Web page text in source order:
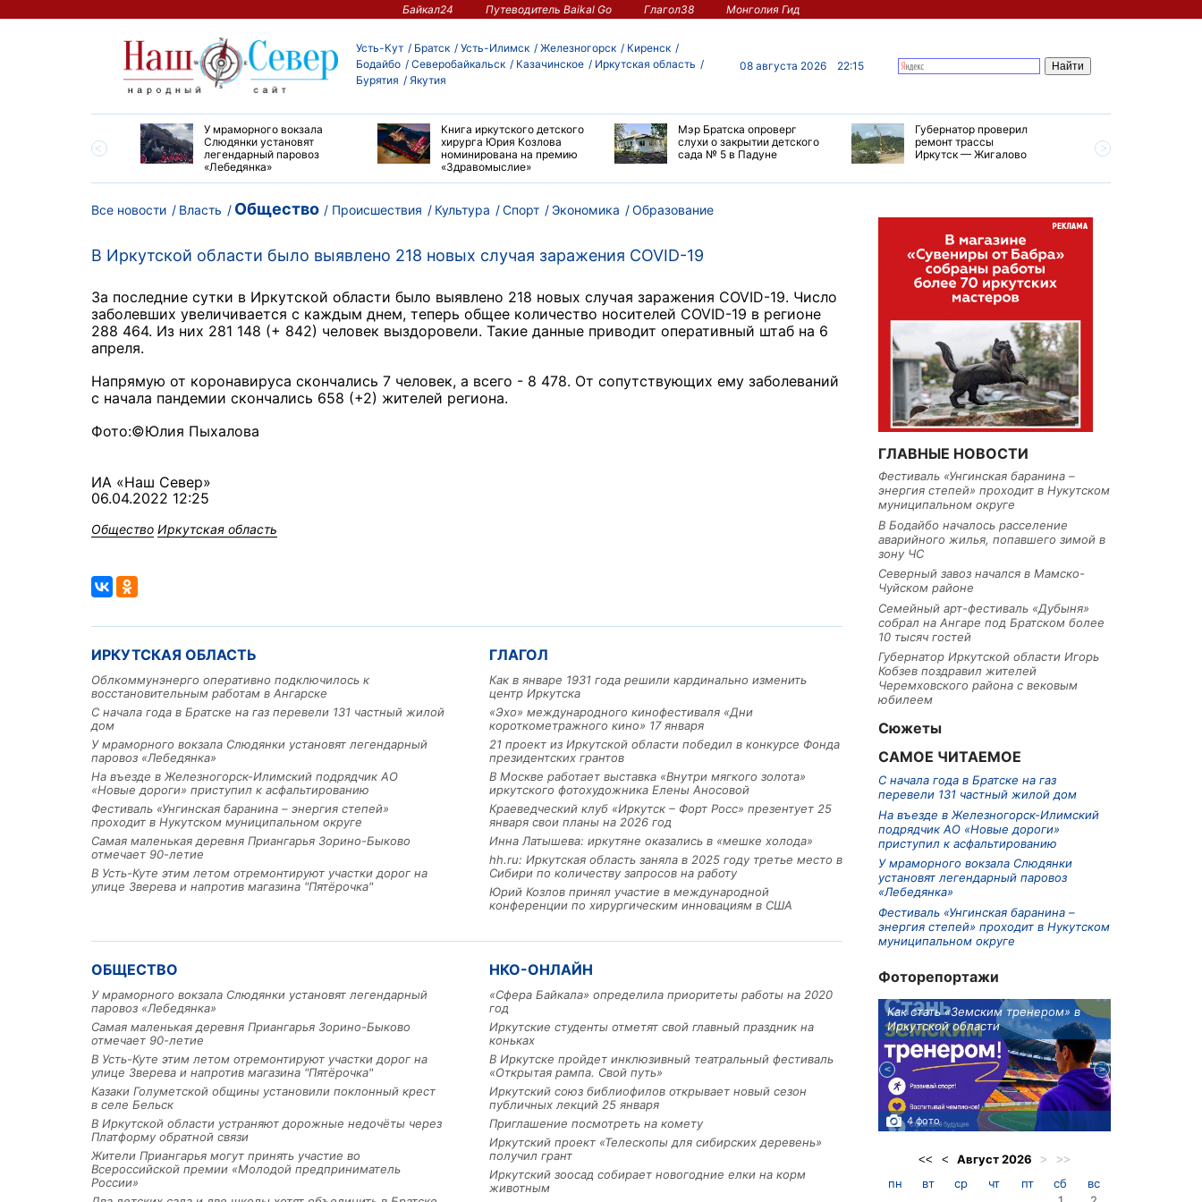
Байкал24 Путеводитель Baikal Go Глагол38 Монголия Гид
Усть-Кут Братск Усть-Илимск Железногорск
Киренск
Бодайбо
Северобайкальск Казачинское
Иркутская область
Бурятия
Якутия
08 августа 2026 22:15
У мраморного вокзала
Слюдянки установят
легендарный паровоз
«Лебедянка»
Книга иркутского детского
хирурга Юрия Козлова
номинирована на премию
«Здравомыслие»
Мэр Братска опроверг
слухи о закрытии детского
сада № 5 в Падуне
Губернатор проверил
ремонт трассы
Иркутск — Жигалово
Все новости Власть Общество Происшествия Культура Спорт Экономика Образование
В Иркутской области было выявлено 218 новых случая заражения COVID-19
За последние сутки в Иркутской области было выявлено 218 новых случая заражения COVID-19. Число
заболевших увеличивается с каждым днем, теперь общее количество носителей СOVID-19 в регионе
288 464. Из них 281 148 (+ 842) человек выздоровели. Такие данные приводит оперативный штаб на 6
апреля.
Напрямую от коронавируса скончались 7 человек, а всего - 8 478. От сопутствующих ему заболеваний
с начала пандемии скончались 658 (+2) жителей региона.
Фото:©Юлия Пыхалова
ИА «Наш Север»
06.04.2022 12:25
Общество Иркутская область
ИРКУТСКАЯ ОБЛАСТЬ
Облкоммунэнерго оперативно подключилось к
восстановительным работам в Ангарске
С начала года в Братске на газ перевели 131 частный жилой
дом
У мраморного вокзала Слюдянки установят легендарный
паровоз «Лебедянка»
На въезде в Железногорск-Илимский подрядчик АО
«Новые дороги» приступил к асфальтированию
Фестиваль «Унгинская баранина – энергия степей»
проходит в Нукутском муниципальном округе
Самая маленькая деревня Приангарья Зорино-Быково
отмечает 90-летие
В Усть-Куте этим летом отремонтируют участки дорог на
улице Зверева и напротив магазина "Пятёрочка"
ГЛАГОЛ
Как в январе 1931 года решили кардинально изменить
центр Иркутска
«Эхо» международного кинофестиваля «Дни
короткометражного кино» 17 января
21 проект из Иркутской области победил в конкурсе Фонда
президентских грантов
В Москве работает выставка «Внутри мягкого золота»
иркутского фотохудожника Елены Аносовой
Краеведческий клуб «Иркутск – Форт Росс» презентует 25
января свои планы на 2026 год
Инна Латышева: иркутяне оказались в «мешке холода»
hh.ru: Иркутская область заняла в 2025 году третье место в
Сибири по количеству запросов на работу
Юрий Козлов принял участие в международной
конференции по хирургическим инновациям в США
ОБЩЕСТВО
У мраморного вокзала Слюдянки установят легендарный
паровоз «Лебедянка»
Самая маленькая деревня Приангарья Зорино-Быково
отмечает 90-летие
В Усть-Куте этим летом отремонтируют участки дорог на
улице Зверева и напротив магазина "Пятёрочка"
Казаки Голуметской общины установили поклонный крест
в селе Бельск
В Иркутской области устраняют дорожные недочёты через
Платформу обратной связи
Жители Приангарья могут принять участие во
Всероссийской премии «Молодой предприниматель
России»
НКО-ОНЛАЙН
«Сфера Байкала» определила приоритеты работы на 2020
год
Иркутские студенты отметят свой главный праздник на
коньках
В Иркутске пройдет инклюзивный театральный фестиваль
«Открытая рампа. Свой путь»
Иркутский союз библиофилов открывает новый сезон
публичных лекций 25 января
Приглашение посмотреть на комету
Иркутский проект «Телескопы для сибирских деревень»
получил грант
Иркутский зоосад собирает новогодние елки на корм
животным
ГЛАВНЫЕ НОВОСТИ
Фестиваль «Унгинская баранина –
энергия степей» проходит в Нукутском
муниципальном округе
В Бодайбо началось расселение
аварийного жилья, попавшего зимой в
зону ЧС
Северный завоз начался в Мамско-
Чуйском районе
Семейный арт-фестиваль «Дубыня»
собрал на Ангаре под Братском более
10 тысяч гостей
Губернатор Иркутской области Игорь
Кобзев поздравил жителей
Черемховского района с вековым
юбилеем
Сюжеты
САМОЕ ЧИТАЕМОЕ
С начала года в Братске на газ
перевели 131 частный жилой дом
На въезде в Железногорск-Илимский
подрядчик АО «Новые дороги»
приступил к асфальтированию
У мраморного вокзала Слюдянки
установят легендарный паровоз
«Лебедянка»
Фестиваль «Унгинская баранина –
энергия степей» проходит в Нукутском
муниципальном округе
Фоторепортажи
рублей получит
из Иркутской области
3 фото
Как стать «Земским тренером» в
Иркутской области
4 фото
<< < Август2026 > >>
пн вт ср чт пт сб
вс